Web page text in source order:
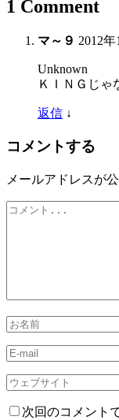
1 Comment
マ～９ 2012
Unknown
ＫＩＮＧじゃ
返信 ↓
コメントする
メールアドレスが
次回のコメント